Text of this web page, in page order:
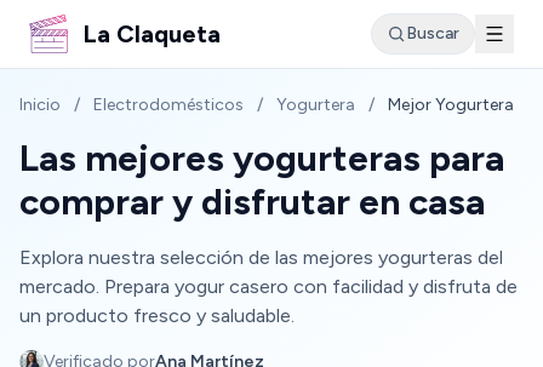
La Claqueta Buscar
Inicio / Electrodomésticos / Yogurtera / Mejor Yogurtera
Las mejores yogurteras para
comprar y disfrutar en casa
Explora nuestra selección de las mejores yogurteras del
mercado. Prepara yogur casero con facilidad y disfruta de
un producto fresco y saludable.
Verificado porAna Martínez